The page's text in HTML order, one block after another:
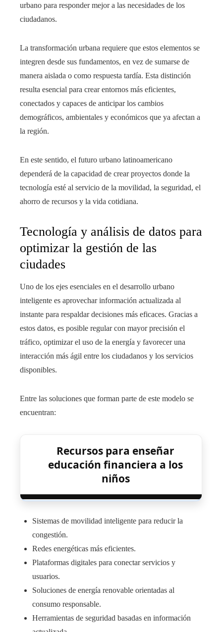
urbano para responder mejor a las necesidades de los
ciudadanos.
La transformación urbana requiere que estos elementos se
integren desde sus fundamentos, en vez de sumarse de
manera aislada o como respuesta tardía. Esta distinción
resulta esencial para crear entornos más eficientes,
conectados y capaces de anticipar los cambios
demográficos, ambientales y económicos que ya afectan a
la región.
En este sentido, el futuro urbano latinoamericano
dependerá de la capacidad de crear proyectos donde la
tecnología esté al servicio de la movilidad, la seguridad, el
ahorro de recursos y la vida cotidiana.
Tecnología y análisis de datos para
optimizar la gestión de las
ciudades
Uno de los ejes esenciales en el desarrollo urbano
inteligente es aprovechar información actualizada al
instante para respaldar decisiones más eficaces. Gracias a
estos datos, es posible regular con mayor precisión el
tráfico, optimizar el uso de la energía y favorecer una
interacción más ágil entre los ciudadanos y los servicios
disponibles.
Entre las soluciones que forman parte de este modelo se
encuentran:
Recursos para enseñar
educación financiera a los
niños
Sistemas de movilidad inteligente para reducir la
congestión.
Redes energéticas más eficientes.
Plataformas digitales para conectar servicios y
usuarios.
Soluciones de energía renovable orientadas al
consumo responsable.
Herramientas de seguridad basadas en información